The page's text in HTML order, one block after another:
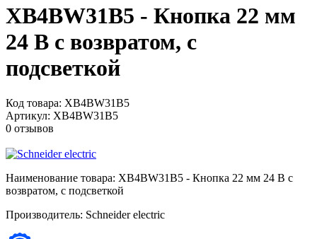
XB4BW31B5 - Кнопка 22 мм
24 В с возвратом, с
подсветкой
Код товара: XB4BW31B5
Артикул: XB4BW31B5
0 отзывов
Наименование товара: XB4BW31B5 - Кнопка 22 мм 24 В с
возвратом, с подсветкой
Производитель: Schneider electric